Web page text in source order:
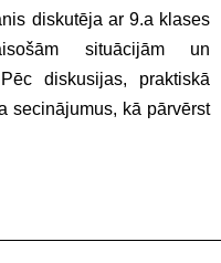
diskutēja ar 9.a klases
situācijām un
diskusijas, praktiskā
secinājumus, kā pārvērst